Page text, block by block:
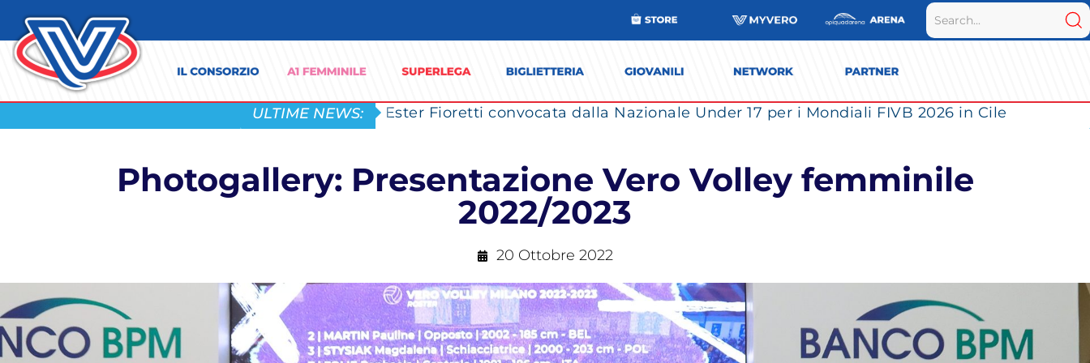
ULTIME NEWS: Ester Fioretti convocata dalla Nazionale Under 17 per i Mondiali FIVB 2026 in Cile
Photogallery: Presentazione Vero Volley femminile
2022/2023
20 Ottobre 2022